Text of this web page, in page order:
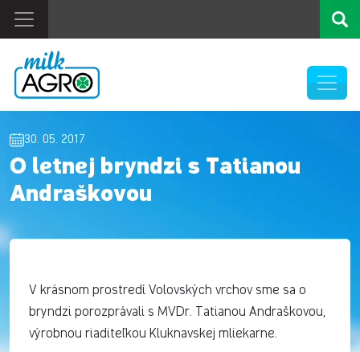
30. 05. 2017
O letnej bryndzi s Tatianou
Andraškovou
V krásnom prostredí Volovských vrchov sme sa o
bryndzi porozprávali s MVDr. Tatianou Andraškovou,
výrobnou riaditeľkou Kluknavskej mliekarne.